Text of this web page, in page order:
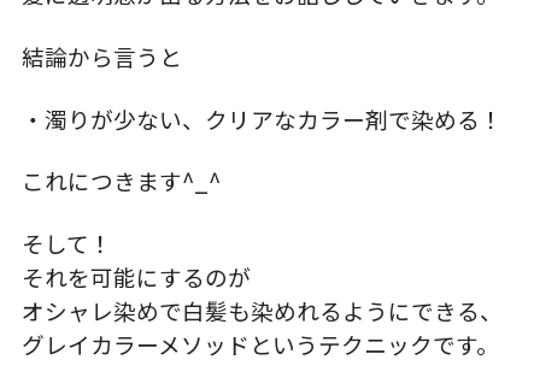
結論から言うと
・濁りが少ない、クリアなカラー剤で染める！
これにつきます^_^
そして！
それを可能にするのが
オシャレ染めで白髪も染めれるようにできる、
グレイカラーメソッドというテクニックです。